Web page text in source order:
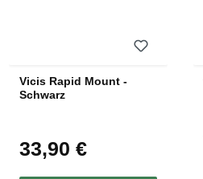
Vicis Rapid Mount -
Schwarz
Regulärer Preis:
33,90 €